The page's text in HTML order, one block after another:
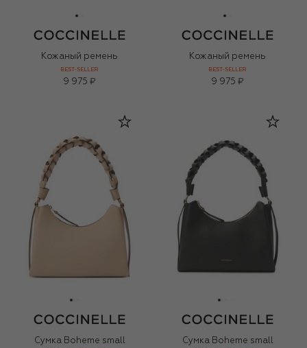
Кожаный ремень
BEST-SELLER
9 975 ₽
Кожаный ремень
BEST-SELLER
9 975 ₽
Сумка Boheme small
Сумка Boheme small